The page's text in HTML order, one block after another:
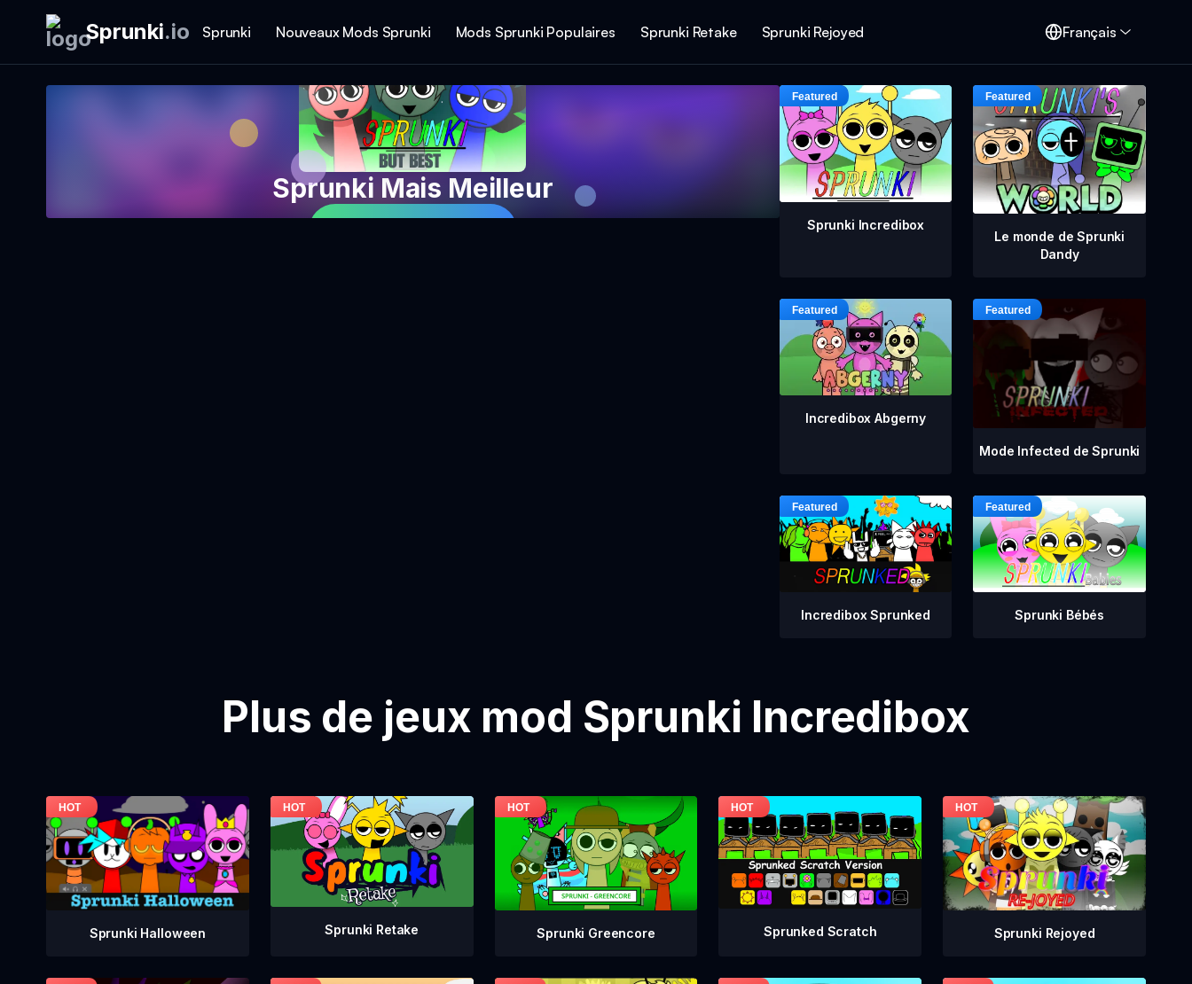
Sprunki.io Sprunki Nouveaux Mods Sprunki Mods Sprunki Populaires Sprunki Retake Sprunki Rejoyed Français
Sprunki Mais Meilleur
Sprunki Incredibox
Le monde de Sprunki
Dandy
Incredibox Abgerny
Mode Infected de Sprunki
Incredibox Sprunked Sprunki Bébés
Plus de jeux mod Sprunki Incredibox
Sprunki Halloween Sprunki Retake Sprunki Greencore Sprunked Scratch Sprunki Rejoyed